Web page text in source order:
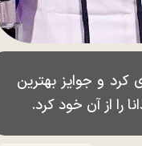
کرد و جوایز بهترین
را از آن خود کرد.